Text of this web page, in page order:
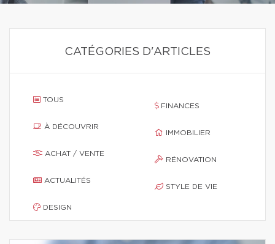
CATÉGORIES D'ARTICLES
TOUS
À DÉCOUVRIR
ACHAT / VENTE
ACTUALITÉS
DESIGN
FINANCES
IMMOBILIER
RÉNOVATION
STYLE DE VIE